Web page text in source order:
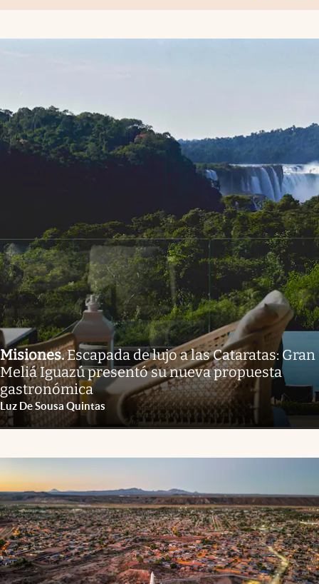
Misiones.Escapada de lujo a las Cataratas: Gran
Meliá Iguazú presentó su nueva propuesta
gastronómica
Luz De Sousa Quintas